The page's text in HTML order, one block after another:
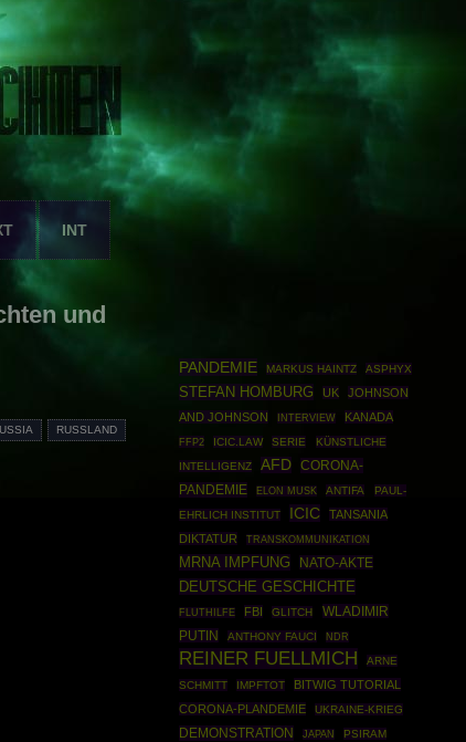
INT
und
RUSSLAND
PANDEMIE MARKUS HAINTZ ASPHYX
STEFAN HOMBURG UK
JOHNSON
AND JOHNSON
INTERVIEW KANADA
FFP2 ICIC.LAW SERIE
KÜNSTLICHE
INTELLIGENZ
AFD
CORONA-
PANDEMIE
ELON MUSK ANTIFA
PAUL-
EHRLICH INSTITUT
ICIC
TANSANIA
DIKTATUR
TRANSKOMMUNIKATION
MRNA IMPFUNG NATO-AKTE
DEUTSCHE GESCHICHTE
FLUTHILFE FBI GLITCH
WLADIMIR
PUTIN
ANTHONY FAUCI NDR
REINER FUELLMICH
ARNE
SCHMITT
IMPFTOT
BITWIG TUTORIAL
CORONA-PLANDEMIE
UKRAINE-KRIEG
DEMONSTRATION JAPAN PSIRAM